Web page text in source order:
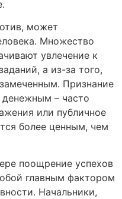
может
Множество
увлечение к
а из-за того,
Признание
– часто
или публичное
более ценным, чем
поощрение успехов
главным фактором
Начальники,